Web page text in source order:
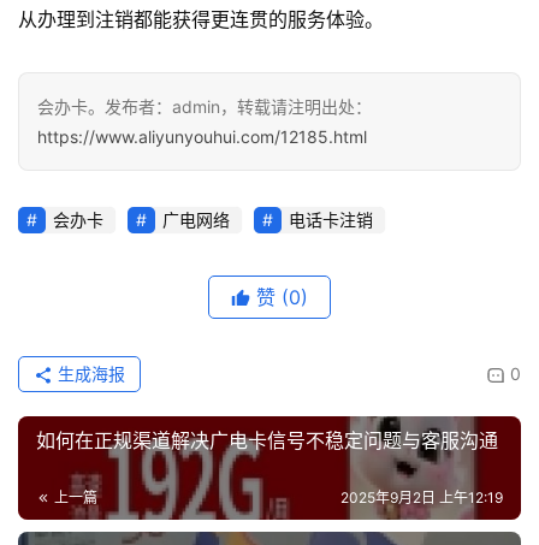
从办理到注销都能获得更连贯的服务体验。
会办卡。发布者：admin，转载请注明出处：
https://www.aliyunyouhui.com/12185.html
会办卡 广电网络 电话卡注销
赞 (0)
0
生成海报
如何在正规渠道解决广电卡信号不稳定问题与客服沟通
上一篇 2025年9月2日 上午12:19